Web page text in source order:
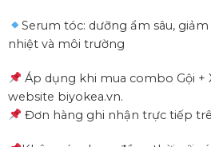
Serum tóc: dưỡng ẩm sâu,
nhiệt và môi trường
Áp dụng khi mua combo Gội +
website biyokea.vn.
Đơn hàng ghi nhận trực tiếp